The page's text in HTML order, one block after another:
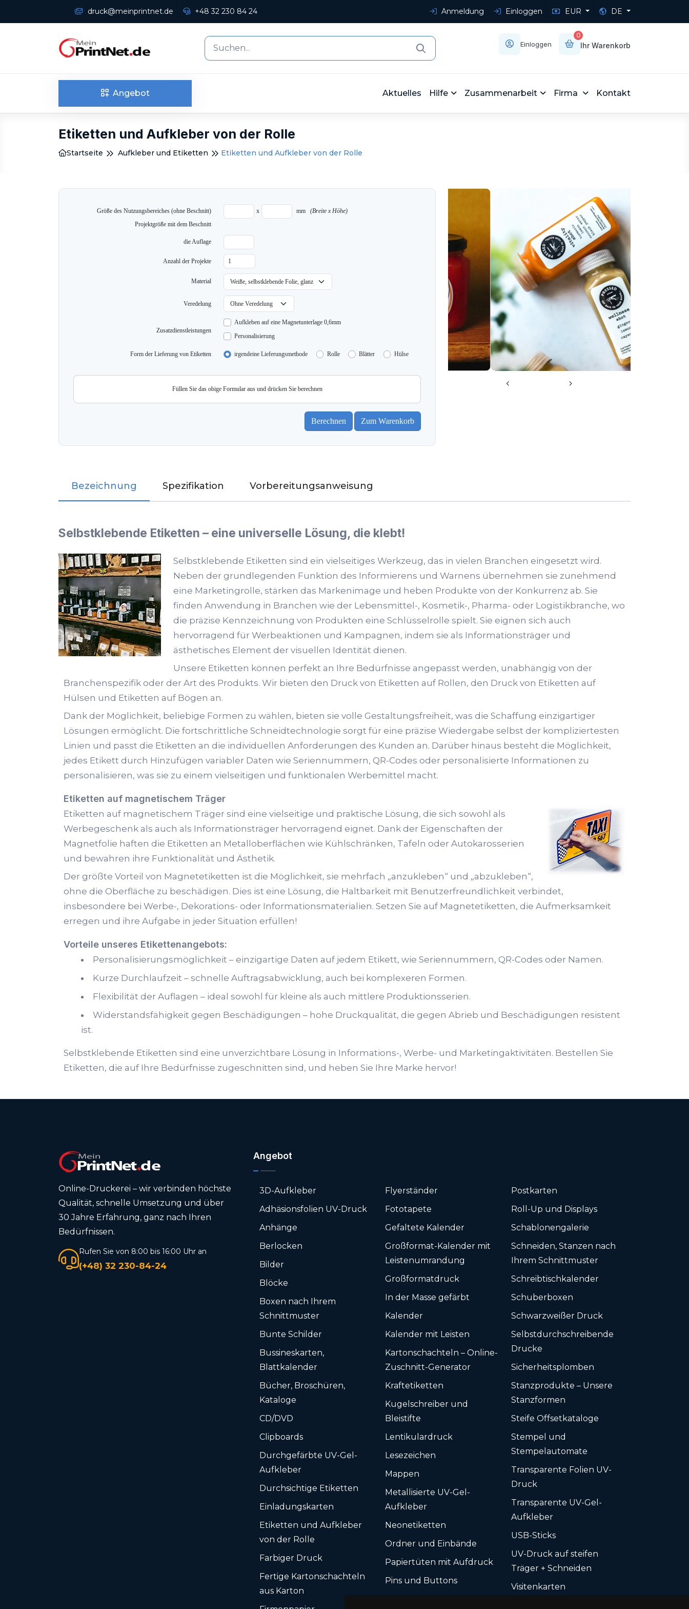
druck@meinprintnet.de +48 32 230 84 24 Anmeldung Einloggen EUR DE
Einloggen
0
Ihr Warenkorb
Angebot Aktuelles Hilfe Zusammenarbeit Firma Kontakt
Etiketten und Aufkleber von der Rolle
Startseite Aufkleber und Etiketten Etiketten und Aufkleber von der Rolle
Größe des Nutzungsbereiches (ohne Beschnitt) x mm (Breite x Höhe)
Projektgröße mit dem Beschnitt
die Auflage
Anzahl der Projekte
Material
Veredelung
Zusatzdienstleistungen
Aufkleben auf eine Magnetunterlage 0,6mm
Personalisierung
Form der Lieferung von Etiketten irgendeine Lieferungsmethode Rolle Blätter Hülse
Füllen Sie das obige Formular aus und drücken Sie berechnen
Bezeichnung Spezifikation Vorbereitungsanweisung
Selbstklebende Etiketten – eine universelle Lösung, die klebt!
Selbstklebende Etiketten sind ein vielseitiges Werkzeug, das in vielen Branchen eingesetzt wird.
Neben der grundlegenden Funktion des Informierens und Warnens übernehmen sie zunehmend
eine Marketingrolle, stärken das Markenimage und heben Produkte von der Konkurrenz ab. Sie
finden Anwendung in Branchen wie der Lebensmittel-, Kosmetik-, Pharma- oder Logistikbranche, wo
die präzise Kennzeichnung von Produkten eine Schlüsselrolle spielt. Sie eignen sich auch
hervorragend für Werbeaktionen und Kampagnen, indem sie als Informationsträger und
ästhetisches Element der visuellen Identität dienen.
Unsere Etiketten können perfekt an Ihre Bedürfnisse angepasst werden, unabhängig von der
Branchenspezifik oder der Art des Produkts. Wir bieten den Druck von Etiketten auf Rollen, den Druck von Etiketten auf
Hülsen und Etiketten auf Bögen an.
Dank der Möglichkeit, beliebige Formen zu wählen, bieten sie volle Gestaltungsfreiheit, was die Schaffung einzigartiger
Lösungen ermöglicht. Die fortschrittliche Schneidtechnologie sorgt für eine präzise Wiedergabe selbst der kompliziertesten
Linien und passt die Etiketten an die individuellen Anforderungen des Kunden an. Darüber hinaus besteht die Möglichkeit,
jedes Etikett durch Hinzufügen variabler Daten wie Seriennummern, QR-Codes oder personalisierte Informationen zu
personalisieren, was sie zu einem vielseitigen und funktionalen Werbemittel macht.
Etiketten auf magnetischem Träger
Etiketten auf magnetischem Träger sind eine vielseitige und praktische Lösung, die sich sowohl als
Werbegeschenk als auch als Informationsträger hervorragend eignet. Dank der Eigenschaften der
Magnetfolie haften die Etiketten an Metalloberflächen wie Kühlschränken, Tafeln oder Autokarosserien
und bewahren ihre Funktionalität und Ästhetik.
Der größte Vorteil von Magnetetiketten ist die Möglichkeit, sie mehrfach „anzukleben“ und „abzukleben“,
ohne die Oberfläche zu beschädigen. Dies ist eine Lösung, die Haltbarkeit mit Benutzerfreundlichkeit verbindet,
insbesondere bei Werbe-, Dekorations- oder Informationsmaterialien. Setzen Sie auf Magnetetiketten, die Aufmerksamkeit
erregen und ihre Aufgabe in jeder Situation erfüllen!
Vorteile unseres Etikettenangebots:
Personalisierungsmöglichkeit – einzigartige Daten auf jedem Etikett, wie Seriennummern, QR-Codes oder Namen.
Kurze Durchlaufzeit – schnelle Auftragsabwicklung, auch bei komplexeren Formen.
Flexibilität der Auflagen – ideal sowohl für kleine als auch mittlere Produktionsserien.
Widerstandsfähigkeit gegen Beschädigungen – hohe Druckqualität, die gegen Abrieb und Beschädigungen resistent
ist.
Selbstklebende Etiketten sind eine unverzichtbare Lösung in Informations-, Werbe- und Marketingaktivitäten. Bestellen Sie
Etiketten, die auf Ihre Bedürfnisse zugeschnitten sind, und heben Sie Ihre Marke hervor!
Online-Druckerei – wir verbinden höchste
Qualität, schnelle Umsetzung und über
30 Jahre Erfahrung, ganz nach Ihren
Bedürfnissen.
Rufen Sie von 8:00 bis 16:00 Uhr an
(+48) 32 230-84-24
Angebot
3D-Aufkleber
Adhäsionsfolien UV-Druck
Anhänge
Berlocken
Bilder
Blöcke
Boxen nach Ihrem
Schnittmuster
Bunte Schilder
Bussineskarten,
Blattkalender
Bücher, Broschüren,
Kataloge
CD/DVD
Clipboards
Durchgefärbte UV-Gel-
Aufkleber
Durchsichtige Etiketten
Einladungskarten
Etiketten und Aufkleber
von der Rolle
Farbiger Druck
Fertige Kartonschachteln
aus Karton
Flyerständer
Fototapete
Gefaltete Kalender
Großformat-Kalender mit
Leistenumrandung
Großformatdruck
In der Masse gefärbt
Kalender
Kalender mit Leisten
Karton­schachteln – Online-
Zuschnitt-Generator
Kraftetiketten
Kugelschreiber und
Bleistifte
Lentikulardruck
Lesezeichen
Mappen
Metallisierte UV-Gel-
Aufkleber
Neonetiketten
Ordner und Einbände
Papiertüten mit Aufdruck
Pins und Buttons
Postkarten
Roll-Up und Displays
Schablonengalerie
Schneiden, Stanzen nach
Ihrem Schnittmuster
Schreibtischkalender
Schuberboxen
Schwarzweißer Druck
Selbstdurchschreibende
Drucke
Sicherheitsplomben
Stanzprodukte – Unsere
Stanzformen
Steife Offsetkataloge
Stempel und
Stempelautomate
Transparente Folien UV-
Druck
Transparente UV-Gel-
Aufkleber
USB-Sticks
UV-Druck auf steifen
Träger + Schneiden
Visitenkarten